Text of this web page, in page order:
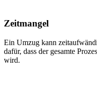
Zeitmangel
Ein Umzug kann
dafür, dass der gesamte
wird.